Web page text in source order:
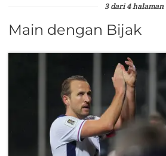
3 dari 4 halaman
Main dengan Bijak